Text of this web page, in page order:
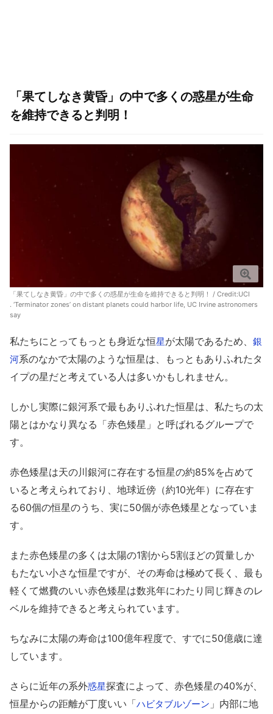
「果てしなき黄昏」の中で多くの惑星が生命
を維持できると判明！
「果てしなき黄昏」の中で多くの惑星が生命を維持できると判明！ / Credit:UCI
. ‘Terminator zones’ on distant planets could harbor life, UC Irvine astronomers
say
私たちにとってもっとも身近な恒星が太陽であるため、 銀
河系のなかで太陽のような恒星は、もっともありふれたタ
イプの星だと考えている人は多いかもしれません。
しかし実際に銀河系で最もありふれた恒星は、私たちの太
陽とはかなり異なる「赤色矮星」と呼ばれるグループで
す。
赤色矮星は天の川銀河に存在する恒星の約85%を占めて
いると考えられており、地球近傍（約10光年）に存在す
る60個の恒星のうち、実に50個が赤色矮星となっていま
す。
また赤色矮星の多くは太陽の1割から5割ほどの質量しか
もたない小さな恒星ですが、その寿命は極めて長く、最も
軽くて燃費のいい赤色矮星は数兆年にわたり同じ輝きのレ
ベルを維持できると考えられています。
ちなみに太陽の寿命は100億年程度で、すでに50億歳に達
しています。
さらに近年の系外惑星探査によって、赤色矮星の40%が、
恒星からの距離が丁度いい「ハビタブルゾーン 」内部に地